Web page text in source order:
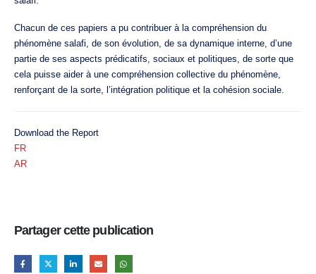
Chacun de ces papiers a pu contribuer à la compréhension du
phénomène salafi, de son évolution, de sa dynamique interne, d’une
partie de ses aspects prédicatifs, sociaux et politiques, de sorte que
cela puisse aider à une compréhension collective du phénomène,
renforçant de la sorte, l’intégration politique et la cohésion sociale.
Download the Report
FR
AR
Partager cette publication